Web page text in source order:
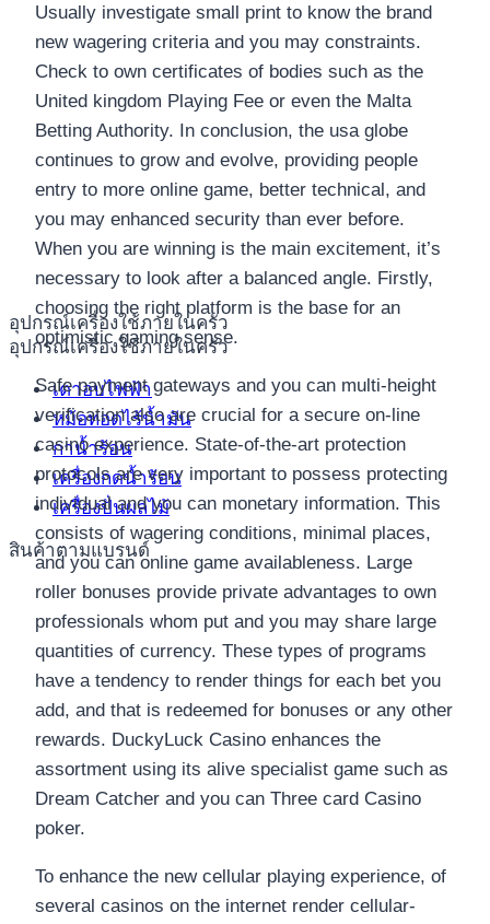
อุปกรณ์เครื่องใช้ภายในครัว
อุปกรณ์เครื่องใช้ภายในครัว
เตาอบไฟฟ้า
หม้อทอดไร้น้ำมัน
กาน้ำร้อน
เครื่องกดน้ำร้อน
เครื่องปั่นผลไม้
สินค้าตามแบรนด์
Usually investigate small print to know the brand
new wagering criteria and you may constraints.
Check to own certificates of bodies such as the
United kingdom Playing Fee or even the Malta
Betting Authority. In conclusion, the usa globe
continues to grow and evolve, providing people
entry to more online game, better technical, and
you may enhanced security than ever before.
When you are winning is the main excitement, it’s
necessary to look after a balanced angle. Firstly,
choosing the right platform is the base for an
optimistic gaming sense.
Safe payment gateways and you can multi-height
verification also are crucial for a secure on-line
casino experience. State-of-the-art protection
protocols are very important to possess protecting
individual and you can monetary information. This
consists of wagering conditions, minimal places,
and you can online game availableness. Large
roller bonuses provide private advantages to own
professionals whom put and you may share large
quantities of currency. These types of programs
have a tendency to render things for each bet you
add, and that is redeemed for bonuses or any other
rewards. DuckyLuck Casino enhances the
assortment using its alive specialist game such as
Dream Catcher and you can Three card Casino
poker.
To enhance the new cellular playing experience, of
several casinos on the internet render cellular-